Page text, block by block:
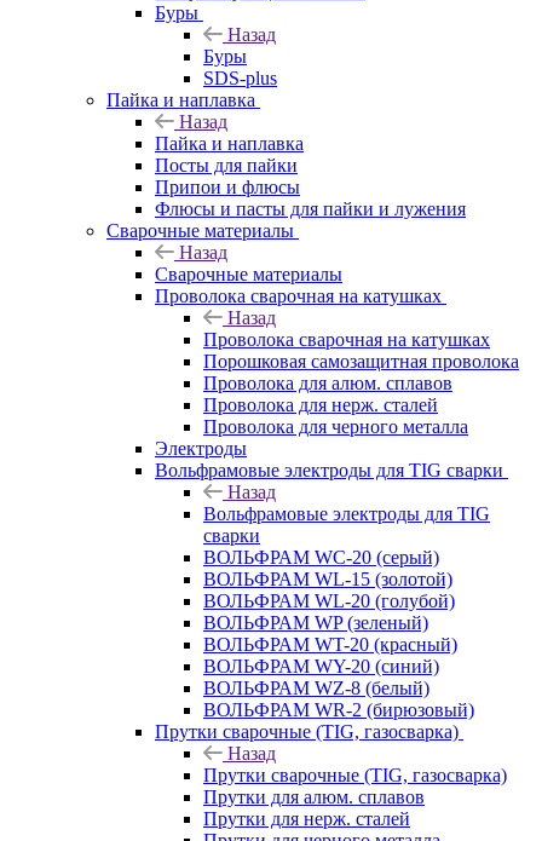
Буры
Назад
Буры
SDS-plus
Пайка и наплавка
Назад
Пайка и наплавка
Посты для пайки
Припои и флюсы
Флюсы и пасты для пайки и лужения
Сварочные материалы
Назад
Сварочные материалы
Проволока сварочная на катушках
Назад
Проволока сварочная на катушках
Порошковая самозащитная проволока
Проволока для алюм. сплавов
Проволока для нерж. сталей
Проволока для черного металла
Электроды
Вольфрамовые электроды для TIG сварки
Назад
Вольфрамовые электроды для TIG
сварки
ВОЛЬФРАМ WC-20 (серый)
ВОЛЬФРАМ WL-15 (золотой)
ВОЛЬФРАМ WL-20 (голубой)
ВОЛЬФРАМ WP (зеленый)
ВОЛЬФРАМ WT-20 (красный)
ВОЛЬФРАМ WY-20 (синий)
ВОЛЬФРАМ WZ-8 (белый)
ВОЛЬФРАМ WR-2 (бирюзовый)
Прутки сварочные (TIG, газосварка)
Назад
Прутки сварочные (TIG, газосварка)
Прутки для алюм. сплавов
Прутки для нерж. сталей